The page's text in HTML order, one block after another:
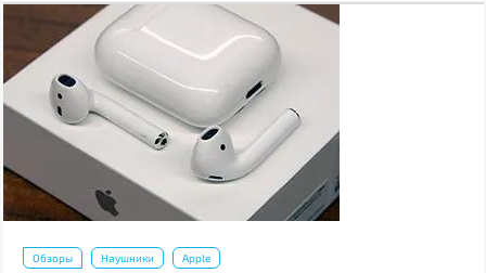
Обзоры Наушники Apple